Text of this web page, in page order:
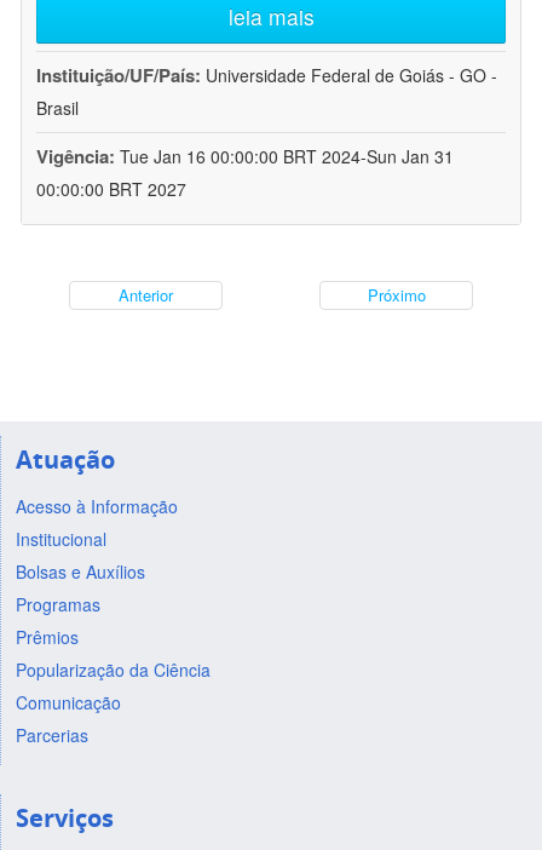
leia mais
Instituição/UF/País: Universidade Federal de Goiás - GO -
Brasil
Vigência: Tue Jan 16 00:00:00 BRT 2024-Sun Jan 31
00:00:00 BRT 2027
Anterior Próximo
Atuação
Acesso à Informação
Institucional
Bolsas e Auxílios
Programas
Prêmios
Popularização da Ciência
Comunicação
Parcerias
Serviços